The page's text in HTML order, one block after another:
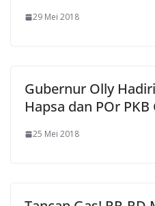
29 Mei 2018
Gubernur Olly
Hapsa dan POr
25 Mei 2018